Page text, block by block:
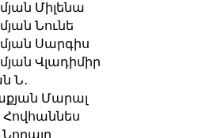
Միլենա
Նունե
Սարգիս
Վլադիմիր
Ն․
Մարալ
Հովհաննես